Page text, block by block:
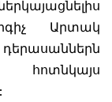
Արտակ
հոտնկայս